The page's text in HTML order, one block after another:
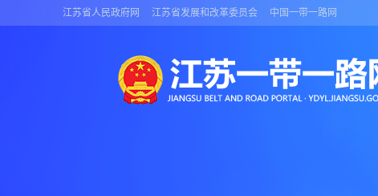
江苏省人民政府网 江苏省发展和改革委员会 中国一带一路网